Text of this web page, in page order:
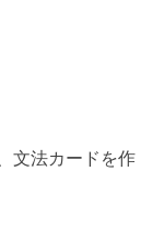
文法カードを作